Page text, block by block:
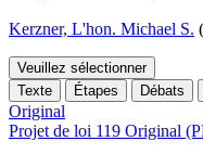
Kerzner, L'hon. Michael S.
Veuillez sélectionner
Texte
Étapes Débats
Original
Projet de loi 119 Original